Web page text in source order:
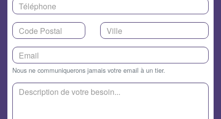
Nous ne communiquerons jamais votre email à un tier.